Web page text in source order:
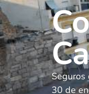
Seguros
30 de